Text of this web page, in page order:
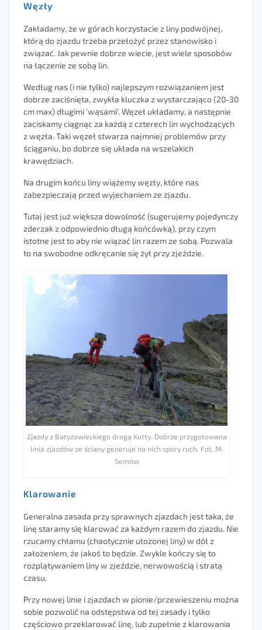
Węzły
Zakładamy, że w górach korzystacie z liny podwójnej,
którą do zjazdu trzeba przełożyć przez stanowisko i
związać. Jak pewnie dobrze wiecie, jest wiele sposobów
na łączenie ze sobą lin.
Według nas (i nie tylko) najlepszym rozwiązaniem jest
dobrze zaciśnięta, zwykła kluczka z wystarczająco (20-30
cm max) długimi ‘wąsami’. Węzeł układamy, a następnie
zaciskamy ciągnąc za każdą z czterech lin wychodzących
z węzła. Taki węzeł stwarza najmniej problemów przy
ściąganiu, bo dobrze się układa na wszelakich
krawędziach.
Na drugim końcu liny wiążemy węzły, które nas
zabezpieczają przed wyjechaniem ze zjazdu.
Tutaj jest już większa dowolność (sugerujemy pojedynczy
zderzak z odpowiednio długą końcówką), przy czym
istotne jest to aby nie wiązać lin razem ze sobą. Pozwala
to na swobodne odkręcanie się żył przy zjeździe.
Zjazdy z Batyżowieckiego drogą Kutty. Dobrze przygotowana
linia zjazdów ze ściany generuje na nich spory ruch. Fot. M.
Semow
Klarowanie
Generalna zasada przy sprawnych zjazdach jest taka, że
linę staramy się klarować za każdym razem do zjazdu. Nie
rzucamy chłamu (chaotycznie ułożonej liny) w dół z
założeniem, że jakoś to będzie. Zwykle kończy się to
rozplątywaniem liny w zjeździe, nerwowością i stratą
czasu.
Przy nowej linie i zjazdach w pionie/przewieszeniu można
sobie pozwolić na odstępstwa od tej zasady i tylko
częściowo przeklarować linę, lub zupełnie z klarowania